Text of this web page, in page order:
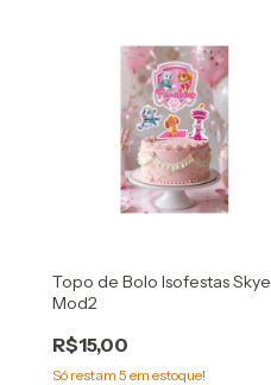
Topo de Bolo Isofestas Skye
Mod2
R$15,00
Só restam 5 em estoque!